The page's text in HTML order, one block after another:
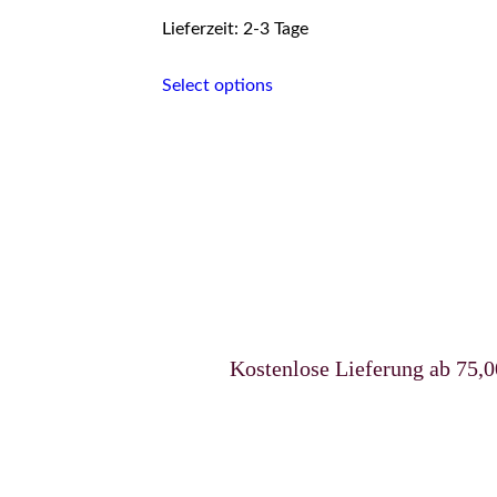
Lieferzeit: 2-3 Tage
Select optionsproduct
Kostenlose Lieferung ab 75,00